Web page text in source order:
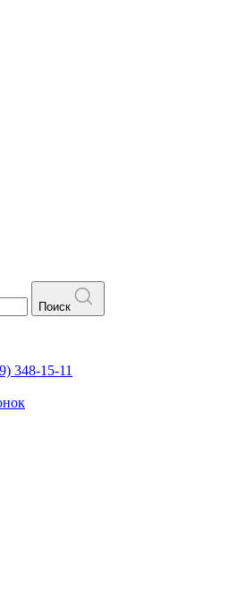
Поиск
348-15-11